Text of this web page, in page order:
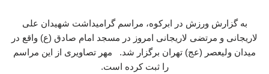
به گزارش ورزش در ابرکوه، مراسم گرامیداشت شهیدان علی
لاریجانی و مرتضی لاریجانی امروز در مسجد امام صادق (ع) واقع در
میدان ولیعصر (عج) تهران برگزار شد. مهر تصاویری از این مراسم
را ثبت کرده است.